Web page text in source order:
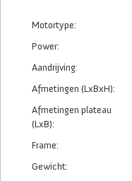
Motortype:
Power:
Aandrijving:
Afmetingen (LxBxH):
Afmetingen plateau
(LxB):
Frame:
Gewicht: